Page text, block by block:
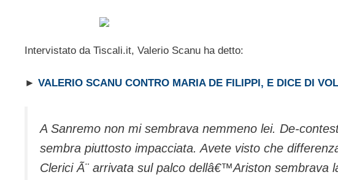
Intervistato da Tiscali.it, Valerio Scanu ha detto:
► VALERIO SCANU CONTRO MARIA DE FILIPPI, E DICE DI
A Sanremo non mi sembrava nemmeno lei. De-
sembra piuttosto impacciata. Avete visto che
Clerici Ã¨ arrivata sul palco dellâ€™Ariston sembrava